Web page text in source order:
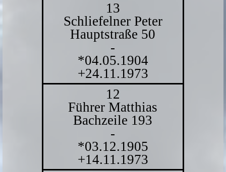
13
Schliefelner Peter
Hauptstraße 50
-
*04.05.1904
+24.11.1973
12
Führer Matthias
Bachzeile 193
-
*03.12.1905
+14.11.1973